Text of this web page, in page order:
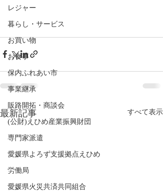
レジャー
暮らし・サービス
お買い物
お食事
保内ふれあい市
事業継承
販路開拓・商談会
(公財)えひめ産業振興財団
専門家派遣
愛媛県よろず支援拠点えひめ
労働局
愛媛県火災共済共同組合
最新記事 すべて表示